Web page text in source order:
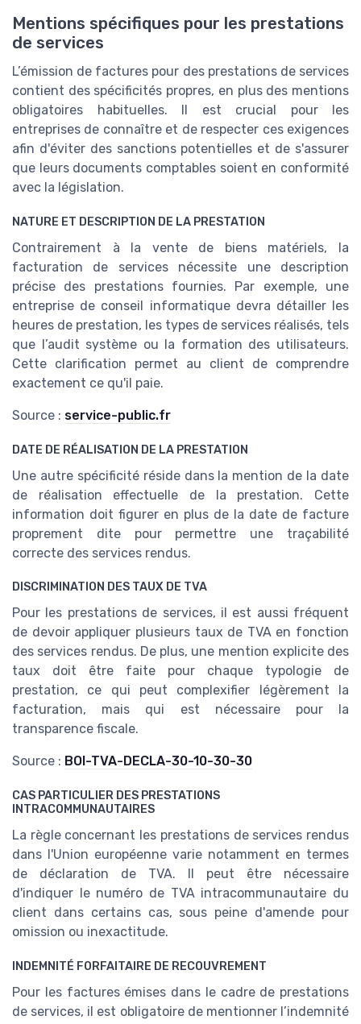
Mentions spécifiques pour les prestations
de services
L’émission de factures pour des prestations de services
contient des spécificités propres, en plus des mentions
obligatoires habituelles. Il est crucial pour les
entreprises de connaître et de respecter ces exigences
afin d'éviter des sanctions potentielles et de s'assurer
que leurs documents comptables soient en conformité
avec la législation.
NATURE ET DESCRIPTION DE LA PRESTATION
Contrairement à la vente de biens matériels, la
facturation de services nécessite une description
précise des prestations fournies. Par exemple, une
entreprise de conseil informatique devra détailler les
heures de prestation, les types de services réalisés, tels
que l’audit système ou la formation des utilisateurs.
Cette clarification permet au client de comprendre
exactement ce qu'il paie.
Source : service-public.fr
DATE DE RÉALISATION DE LA PRESTATION
Une autre spécificité réside dans la mention de la date
de réalisation effectuelle de la prestation. Cette
information doit figurer en plus de la date de facture
proprement dite pour permettre une traçabilité
correcte des services rendus.
DISCRIMINATION DES TAUX DE TVA
Pour les prestations de services, il est aussi fréquent
de devoir appliquer plusieurs taux de TVA en fonction
des services rendus. De plus, une mention explicite des
taux doit être faite pour chaque typologie de
prestation, ce qui peut complexifier légèrement la
facturation, mais qui est nécessaire pour la
transparence fiscale.
Source : BOI-TVA-DECLA-30-10-30-30
CAS PARTICULIER DES PRESTATIONS
INTRACOMMUNAUTAIRES
La règle concernant les prestations de services rendus
dans l'Union européenne varie notamment en termes
de déclaration de TVA. Il peut être nécessaire
d'indiquer le numéro de TVA intracommunautaire du
client dans certains cas, sous peine d'amende pour
omission ou inexactitude.
INDEMNITÉ FORFAITAIRE DE RECOUVREMENT
Pour les factures émises dans le cadre de prestations
de services, il est obligatoire de mentionner l’indemnité